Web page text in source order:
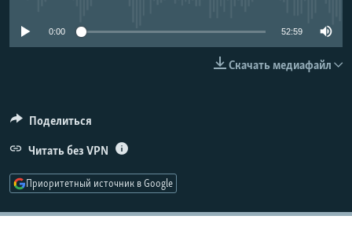
Все сайты РСЕ/РС
0:00 52:59
Скачать медиафайл
Поделиться
Читать без VPN
Приоритетный источник в Google